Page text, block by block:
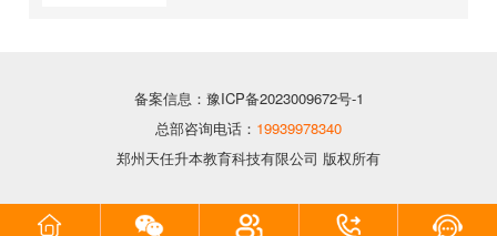
备案信息：豫ICP备2023009672号-1
总部咨询电话： 19939978340
郑州天任升本教育科技有限公司 版权所有